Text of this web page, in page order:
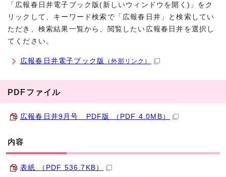
「広報春日井電子ブック版(新しいウィンドウを開く)」をク
リックして、キーワード検索で「広報春日井」と検索してい
ただき、検索結果一覧から、閲覧したい広報春日井を選択し
てください。
広報春日井電子ブック版 （外部リンク）
PDFファイル
広報春日井9月号 PDF版 （PDF 4.0MB）
内容
表紙 （PDF 536.7KB）